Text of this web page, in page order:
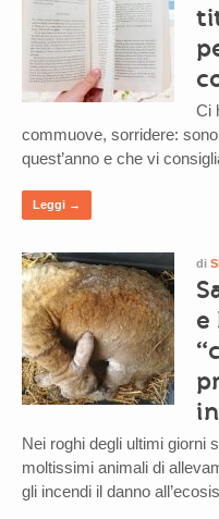
Ci
commuove, sorridere:
quest’anno e che vi
Leggi →
di
e
Nei roghi degli ultimi giorni
moltissimi animali di
gli incendi il danno